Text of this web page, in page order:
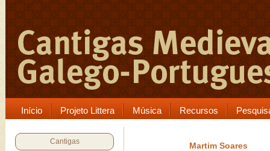
Início Projeto Littera Música Recursos
Cantigas Martim Soares